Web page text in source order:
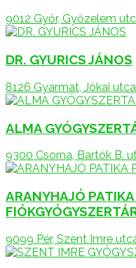
9012 Győr, Győzelem
DR. GYURICS JÁNOS
8126 Gyarmat, Jókai
ALMA
9300 Csorna, Bartók B.
ARANYHAJÓ PATIKA
9099 Pér, Szent Imre